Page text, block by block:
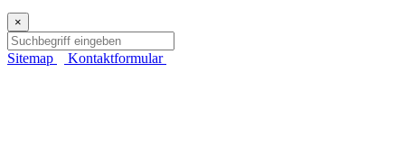
×
Sitemap Kontaktformular